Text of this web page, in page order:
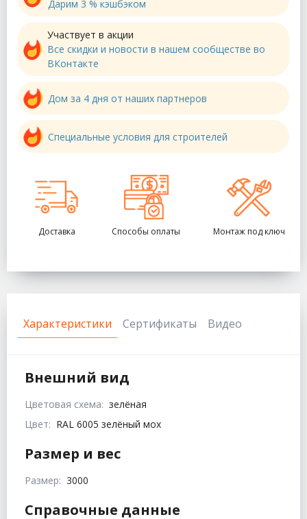
Дарим 3 % кэшбэком
Участвует в акции
Все скидки и новости в нашем сообществе во
ВКонтакте
Дом за 4 дня от наших партнеров
Специальные условия для строителей
Доставка Способы оплаты Монтаж под ключ
Характеристики Сертификаты Видео
Внешний вид
Цветовая схема: зелёная
Цвет: RAL 6005 зелёный мох
Размер и вес
Размер: 3000
Справочные данные